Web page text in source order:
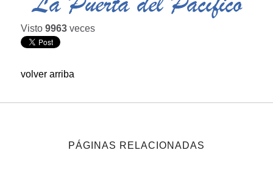
Visto 9963 veces
volver arriba
PÁGINAS RELACIONADAS